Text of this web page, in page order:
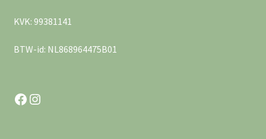
KVK: 99381141
BTW-id: NL868964475B01
Facebook
Instagram